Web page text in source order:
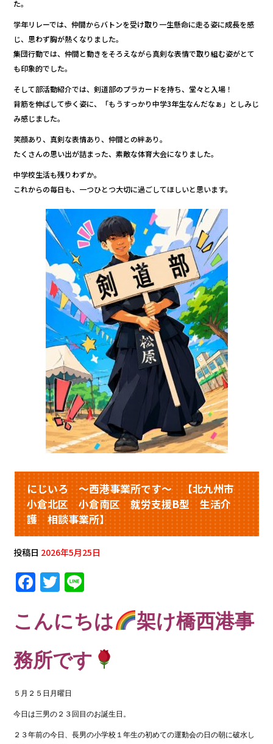
た。
学年リレーでは、仲間からバトンを受け取り一生懸命に走る姿に成長を感
じ、思わず胸が熱くなりました。
集団行動では、仲間と動きをそろえながら真剣な表情で取り組む姿がとて
も印象的でした。
そして部活動紹介では、剣道部のプラカードを持ち、堂々と入場！
背筋を伸ばして歩く姿に、「もうすっかり中学3年生なんだなぁ」としみじ
み感じました。
笑顔あり、真剣な表情あり、仲間との絆あり。
たくさんの思い出が詰まった、素敵な体育大会になりました。
中学校生活も残りわずか。
これからの毎日も、一つひとつ大切に過ごしてほしいと思います。
にじいろ ～西港事業所です～ 【北九州市
小倉北区 小倉南区 就労支援B型 生活介
護 相談事業所】
投稿日 2026年5月25日
F
a
c
b
o
k
T
w
it
r
e
こんにちは
架け橋西港事
務所です
５月２５日月曜日
今日は三男の２３回目のお誕生日。
２３年前の今日、長男の小学校１年生の初めての運動会の日の朝に破水し